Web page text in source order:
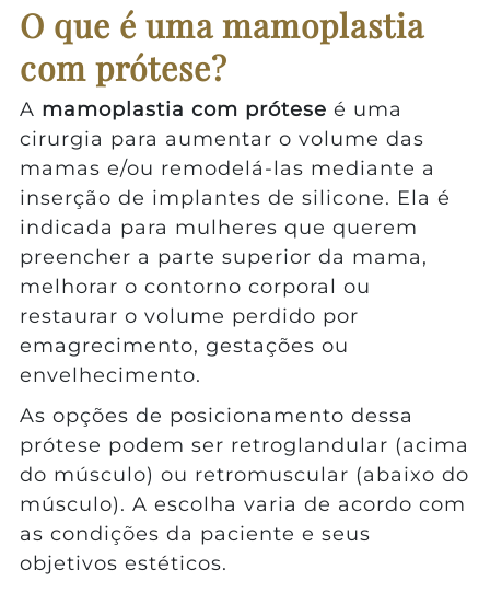
O que é uma mamoplastia
com prótese?
A mamoplastia com prótese é uma
cirurgia para aumentar o volume das
mamas e/ou remodelá-las mediante a
inserção de implantes de silicone. Ela é
indicada para mulheres que querem
preencher a parte superior da mama,
melhorar o contorno corporal ou
restaurar o volume perdido por
emagrecimento, gestações ou
envelhecimento.
As opções de posicionamento dessa
prótese podem ser retroglandular (acima
do músculo) ou retromuscular (abaixo do
músculo). A escolha varia de acordo com
as condições da paciente e seus
objetivos estéticos.